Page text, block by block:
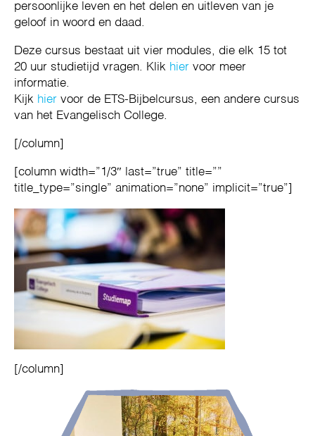
persoonlijke leven en het delen en uitleven van je
geloof in woord en daad.
Deze cursus bestaat uit vier modules, die elk 15 tot
20 uur studietijd vragen. Klik hier voor meer
informatie.
Kijk hier voor de ETS-Bijbelcursus, een andere cursus
van het Evangelisch College.
[/column]
[column width=”1/3″ last=”true” title=””
title_type=”single” animation=”none” implicit=”true”]
[/column]